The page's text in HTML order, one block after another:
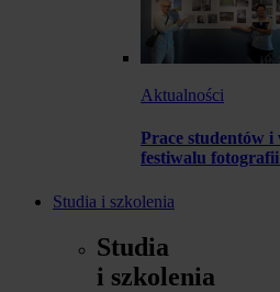
Aktualności
Prace studentów i
festiwalu
Studia i szkolenia
Studia
i szkolenia